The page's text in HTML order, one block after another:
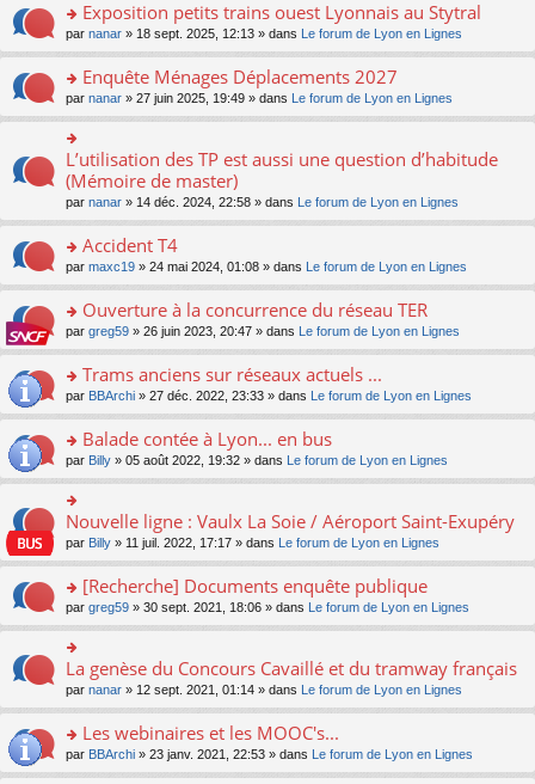
ult
er
le
m
e
s
g
e
n
o
lu
le
pl
u
s
e
nt
o
n
ult
er
le
m
s
a
e
n
o
lu
le
pl
u
s
e
nt
Exposition petits trains ouest Lyonnais au Stytral
par nanar » 18 sept. 2025, 12:13 » dans Le forum de Lyon en Lignes
o
n
s
ult
er
le
m
e
s
a
e
n
o
lu
le
pl
u
s
c
nt
Enquête Ménages Déplacements 2027
par nanar » 27 juin 2025, 19:49 » dans Le forum de Lyon en Lignes
n
s
ult
er
le
m
e
s
a
g
e
n
lu
le
pl
u
s
c
e
nt
L’utilisation des TP est aussi une question d’habitude
(Mémoire de master)
par nanar » 14 déc. 2024, 22:58 » dans Le forum de Lyon en Lignes
o
n
ult
er
le
m
e
a
g
e
n
o
lu
pl
u
s
ré
c
e
nt
Accident T4
par maxc19 » 24 mai 2024, 01:08 » dans Le forum de Lyon en Lignes
o
n
ult
er
le
m
e
s
g
e
n
o
lu
pl
u
s
ré
e
nt
Ouverture à la concurrence du réseau TER
par greg59 » 26 juin 2023, 20:47 » dans Le forum de Lyon en Lignes
o
n
ult
er
le
m
e
s
g
e
n
o
n
le
u
s
ré
Trams anciens sur réseaux actuels ...
par BBArchi » 27 déc. 2022, 23:33 » dans Le forum de Lyon en Lignes
o
n
s
ult
er
le
m
e
s
a
e
n
o
n
le
Balade contée à Lyon... en bus
par Billy » 05 août 2022, 19:32 » dans Le forum de Lyon en Lignes
o
n
er
le
m
e
s
a
g
e
n
o
Nouvelle ligne : Vaulx La Soie / Aéroport Saint-Exupéry
par Billy » 11 juil. 2022, 17:17 » dans Le forum de Lyon en Lignes
o
n
s
ult
er
le
m
e
s
[Recherche] Documents enquête publique
par greg59 » 30 sept. 2021, 18:06 » dans Le forum de Lyon en Lignes
n
er
le
m
La genèse du Concours Cavaillé et du tramway français
par nanar » 12 sept. 2021, 01:14 » dans Le forum de Lyon en Lignes
o
n
Les webinaires et les MOOC's...
par BBArchi » 23 janv. 2021, 22:53 » dans Le forum de Lyon en Lignes